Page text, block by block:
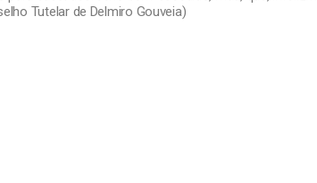
Tutelar de Delmiro Gouveia)